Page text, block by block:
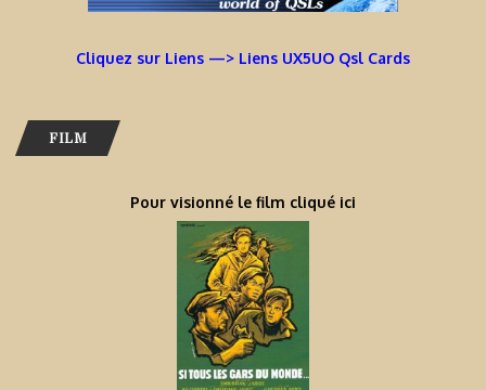
Cliquez sur Liens —> Liens UX5UO Qsl Cards
FILM
Pour visionné le film cliqué ici